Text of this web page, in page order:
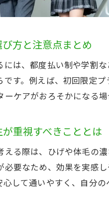
医療
方と注意点まとめ
には、都度払い制や学割
です。例えば、初回限定
ケアがおろそかになる
重視すべきこととは
える際は、ひげや体毛の
必要なため、効果を実感
して通いやすく、自分